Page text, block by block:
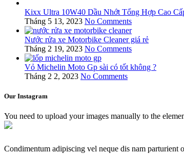
Kixx Ultra 10W40 Dầu Nhớt Tổng Hợp Cao
Tháng 5 13, 2023 No Comments
Nước rửa xe Motorbike Cleaner giá rẻ
Tháng 2 19, 2023 No Comments
Vỏ Michelin Moto Gp sài có tốt không ?
Tháng 2 2, 2023 No Comments
Our Instagram
You need to upload your images manually to the
Condimentum adipiscing vel neque dis nam parturient